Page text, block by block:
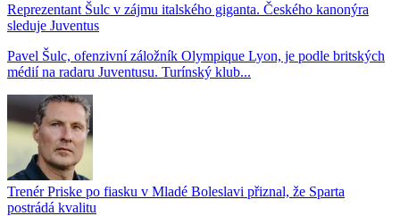
Reprezentant Šulc v zájmu italského giganta. Českého kanonýra
sleduje Juventus
Pavel Šulc, ofenzivní záložník Olympique Lyon, je podle britských
médií na radaru Juventusu. Turínský klub...
Trenér Priske po fiasku v Mladé Boleslavi přiznal, že Sparta
postrádá kvalitu